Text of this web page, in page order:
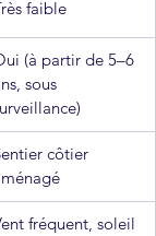
faible
(à partir de 5–6
sous
côtier
fréquent, soleil